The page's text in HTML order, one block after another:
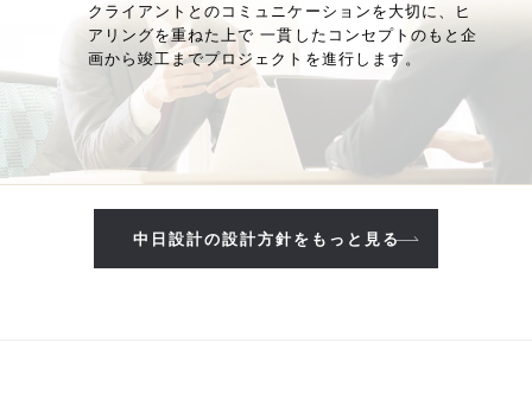
クライアントとのコミュニケーションを大切に、ヒ
アリングを重ねた上で 一貫したコンセプトのもと企
画から竣工までプロジェクトを進行します。
中日設計の設計方針をもっと見る